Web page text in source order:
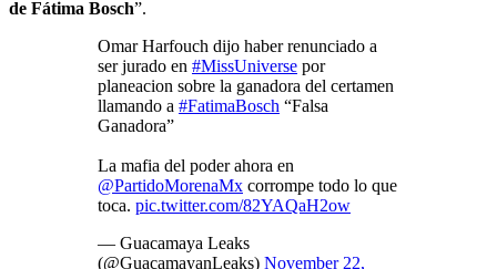
de Fátima Bosch”.
Omar Harfouch dijo haber renunciado a
ser jurado en #MissUniverse por
planeacion sobre la ganadora del certamen
llamando a #FatimaBosch “Falsa
Ganadora”
La mafia del poder ahora en
@PartidoMorenaMx corrompe todo lo que
toca. pic.twitter.com/82YAQaH2ow
— Guacamaya Leaks
(@GuacamayanLeaks) November 22,